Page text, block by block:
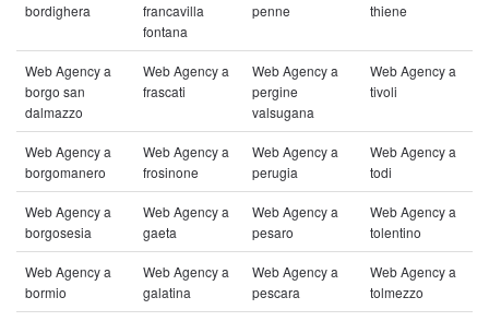
bordighera
francavilla
fontana
penne
thiene
Web Agency a
borgo san
dalmazzo
Web Agency a
frascati
Web Agency a
pergine
valsugana
Web Agency a
tivoli
Web Agency a
borgomanero
Web Agency a
frosinone
Web Agency a
perugia
Web Agency a
todi
Web Agency a
borgosesia
Web Agency a
gaeta
Web Agency a
pesaro
Web Agency a
tolentino
Web Agency a
bormio
Web Agency a
galatina
Web Agency a
pescara
Web Agency a
tolmezzo